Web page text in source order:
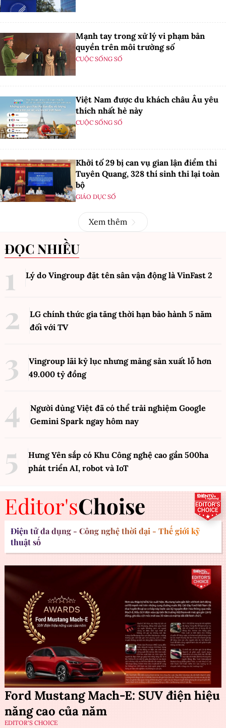
Mạnh tay trong xử lý vi phạm bản
quyền trên môi trường số
CUỘC SỐNG SỐ
Việt Nam được du khách châu Âu yêu
thích nhất hè này
CUỘC SỐNG SỐ
Khởi tố 29 bị can vụ gian lận điểm thi
Tuyên Quang, 328 thí sinh thi lại toàn
bộ
GIÁO DỤC SỐ
Xem thêm
ĐỌC NHIỀU
Lý do Vingroup đặt tên sân vận động là VinFast 2
LG chính thức gia tăng thời hạn bảo hành 5 năm
đối với TV
Vingroup lãi kỷ lục nhưng mảng sản xuất lỗ hơn
49.000 tỷ đồng
Người dùng Việt đã có thể trải nghiệm Google
Gemini Spark ngay hôm nay
Hưng Yên sắp có Khu Công nghệ cao gần 500ha
phát triển AI, robot và IoT
Editor'sChoise
Điện tử đa dụng - Công nghệ thời đại - Thế giới kỹ
thuật số
Ford Mustang Mach-E: SUV điện hiệu
năng cao của năm
EDITOR'S CHOICE